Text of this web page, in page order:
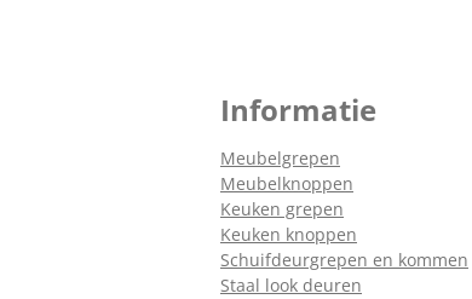
Informatie
Meubelgrepen
Meubelknoppen
Keuken grepen
Keuken knoppen
Schuifdeurgrepen en kommen
Staal look deuren